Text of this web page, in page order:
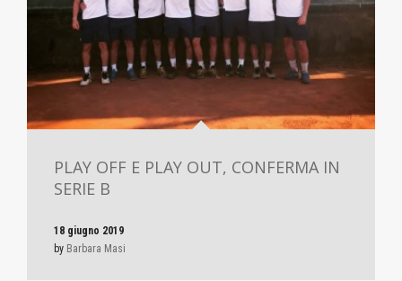
PLAY OFF E PLAY OUT, CONFERMA IN
SERIE B
18 giugno 2019
by Barbara Masi